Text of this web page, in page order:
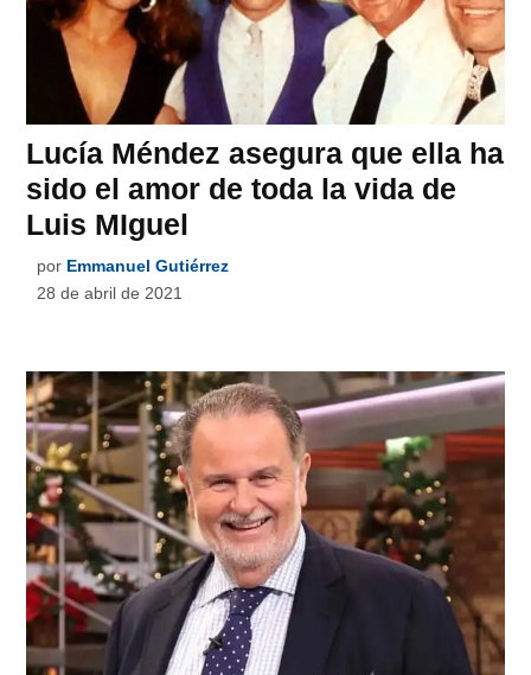
Lucía Méndez asegura que ella ha
sido el amor de toda la vida de
Luis MIguel
por Emmanuel Gutiérrez
28 de abril de 2021